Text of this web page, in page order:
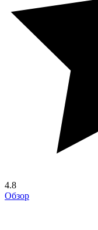
4.8
Обзор